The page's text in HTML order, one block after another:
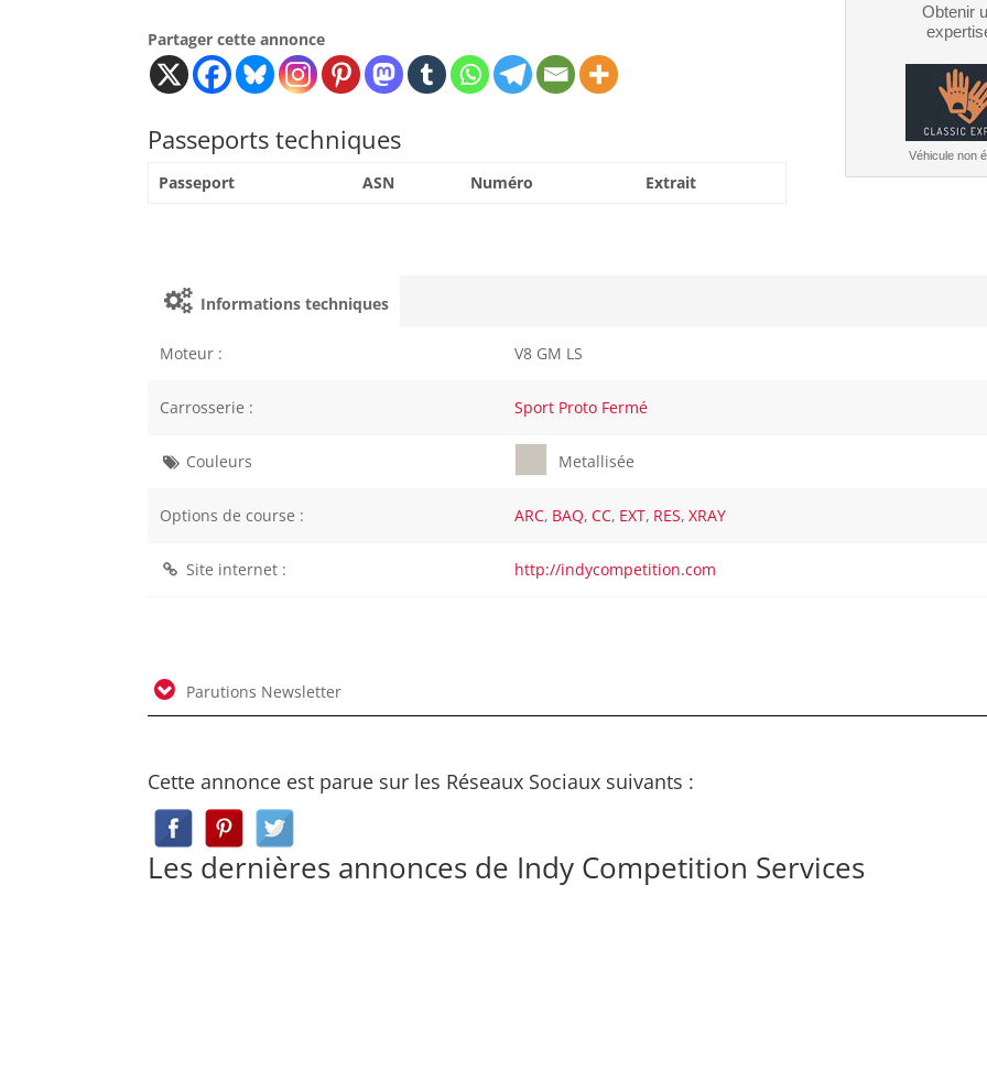
Partager cette annonce
Passeports techniques
Passeport ASN Numéro Extrait
Obtenir
Véhicule non
Informations techniques
Moteur : V8 GM LS
Carrosserie : Sport Proto Fermé
Couleurs Metallisée
Options de course : ARC, BAQ, CC, EXT, RES, XRAY
Site internet : http://indycompetition.com
Parutions Newsletter
Cette annonce est parue sur les Réseaux Sociaux suivants :
Les dernières annonces de Indy Competition Services